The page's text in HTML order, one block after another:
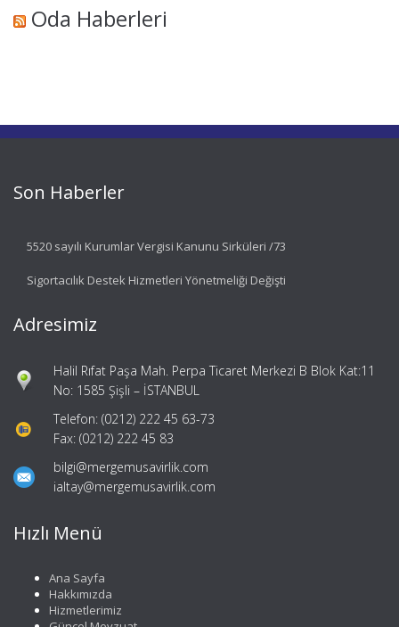
Oda Haberleri
Son Haberler
5520 sayılı Kurumlar Vergisi Kanunu Sirküleri /73
Sigortacılık Destek Hizmetleri Yönetmeliği Değişti
Adresimiz
Halil Rıfat Paşa Mah. Perpa Ticaret Merkezi B Blok Kat:11
No: 1585 Şişli – İSTANBUL
Telefon: (0212) 222 45 63-73
Fax: (0212) 222 45 83
bilgi@mergemusavirlik.com
ialtay@mergemusavirlik.com
Hızlı Menü
Ana Sayfa
Hakkımızda
Hizmetlerimiz